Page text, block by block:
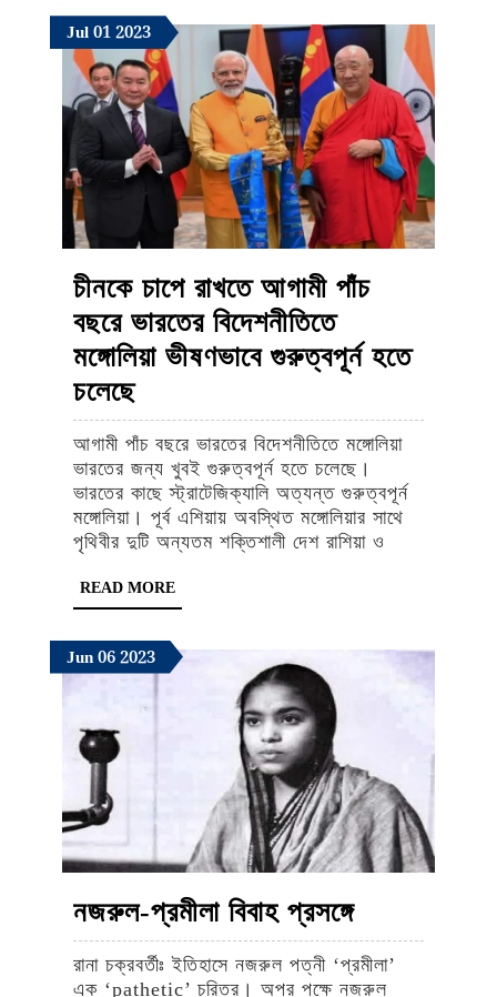
পাওয়া
যায়নি
JulJuly
1,
2023
01July
1,
2023
2023July
1,
2023
চীনকে চাপে রাখতে আগামী পাঁচ
বছরে ভারতের বিদেশনীতিতে
মঙ্গোলিয়া ভীষণভাবে গুরুত্বপূর্ন হতে
চলেছেচীনকে
চাপে
রাখতে
আগামী
পাঁচ
বছরে
ভারতের
মঙ্গোলিয়া
ভীষণভাবে
চলেছে
আগামী পাঁচ বছরে ভারতের বিদেশনীতিতে মঙ্গোলিয়া
ভারতের জন্য খুবই গুরুত্বপূর্ন হতে চলেছে।
ভারতের কাছে স্ট্রাটেজিক্যালি অত্যন্ত গুরুত্বপূর্ন
মঙ্গোলিয়া। পূর্ব এশিয়ায় অবস্থিত মঙ্গোলিয়ার সাথে
পৃথিবীর দুটি অন্যতম শক্তিশালী দেশ রাশিয়া ও
READ MOREREAD
MORE
JunJune
6,
06June
6,
2023
2023June
6,
নজরুল-প্রমীলা বিবাহ প্রসঙ্গেনজরুল-
প্রমীলা
বিবাহ
রানা চক্রবর্তীঃ ইতিহাসে নজরুল পত্নী ‘প্রমীলা’
এক ‘pathetic’ চরিত্র। অপর পক্ষে নজরুল